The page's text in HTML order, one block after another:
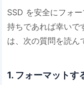
SSD を安全にフォ
持ちであれば幸いで
は、次の質問を読ん
1. フォーマットす